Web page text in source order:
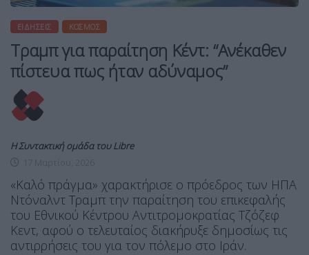
ΕΙΔΉΣΕΙΣ ΚΌΣΜΟΣ
Τραμπ για παραίτηση Κέντ: “Ανέκαθεν
πίστευα πως ήταν αδύναμος”
Η Συντακτική ομάδα του Libre
«Καλό πράγμα» χαρακτήρισε ο πρόεδρος των ΗΠΑ
Ντόναλντ Τραμπ την παραίτηση του επικεφαλής
του Εθνικού Κέντρου Αντιτρομοκρατίας Τζόζεφ
Κεντ, αφού ο τελευταίος διακήρυξε δημοσίως τις
αντιρρήσεις του για τον πόλεμο στο Ιράν.